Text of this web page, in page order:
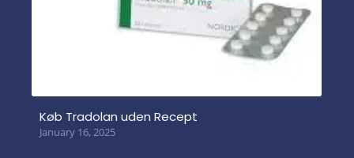
Køb Tradolan uden Recept
January 16, 2025